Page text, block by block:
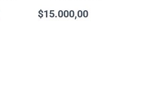
$15.000,00